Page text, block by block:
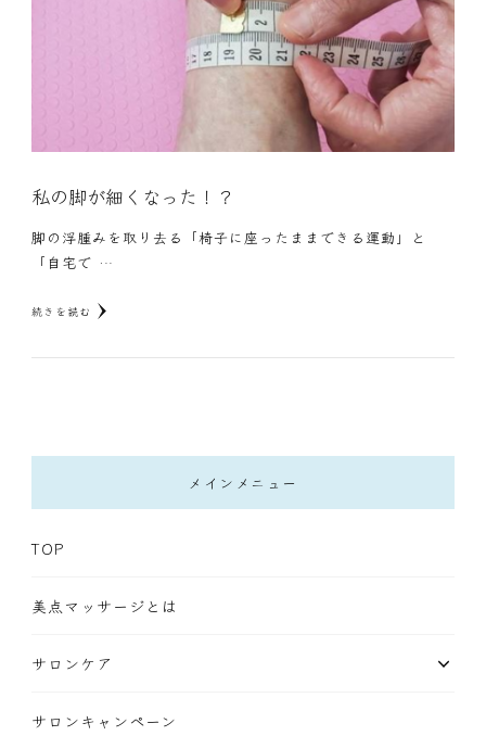
私の脚が細くなった！？
脚の浮腫みを取り去る「椅子に座ったままできる運動」と
「自宅で …
続きを読む
メインメニュー
TOP
美点マッサージとは
サロンケア
サロンキャンペーン